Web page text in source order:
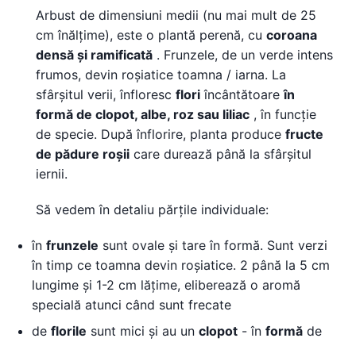
Arbust de dimensiuni medii (nu mai mult de 25
cm înălțime), este o plantă perenă, cu coroana
densă și ramificată . Frunzele, de un verde intens
frumos, devin roșiatice toamna / iarna. La
sfârșitul verii, înfloresc flori încântătoareîn
formă de clopot, albe, roz sau liliac , în funcție
de specie. După înflorire, planta produce fructe
de pădure roșii care durează până la sfârșitul
iernii.
Să vedem în detaliu părțile individuale:
în frunzele sunt ovale și tare în formă. Sunt verzi
în timp ce toamna devin roșiatice. 2 până la 5 cm
lungime și 1-2 cm lățime, eliberează o aromă
specială atunci când sunt frecate
de florile sunt mici și au un clopot - în formă de